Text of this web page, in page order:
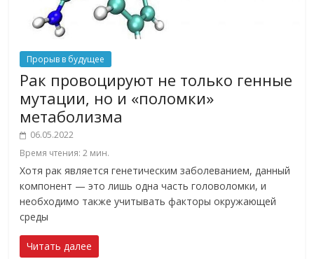
Прорыв в будущее
Рак провоцируют не только генные
мутации, но и «поломки»
метаболизма
06.05.2022
Время чтения:2 мин.
Хотя рак является генетическим заболеванием, данный
компонент — это лишь одна часть головоломки, и
необходимо также учитывать факторы окружающей
среды
Читать далее